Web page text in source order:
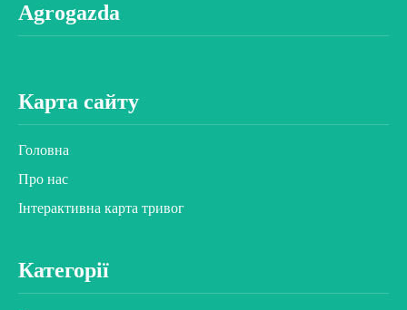
Agrogazda
Карта сайту
Головна
Про нас
Інтерактивна карта тривог
Категорії